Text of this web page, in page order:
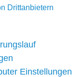
Drittanbietern
Einstellungen